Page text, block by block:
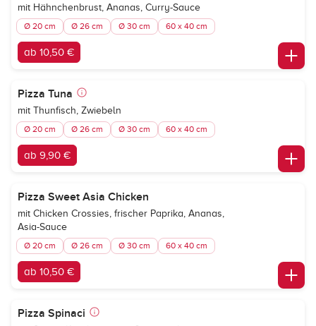
mit Hähnchenbrust, Ananas, Curry-Sauce
Ø 20 cm Ø 26 cm Ø 30 cm 60 x 40 cm
ab 10,50 €
Pizza Tuna
mit Thunfisch, Zwiebeln
Ø 20 cm Ø 26 cm Ø 30 cm 60 x 40 cm
ab 9,90 €
Pizza Sweet Asia Chicken
mit Chicken Crossies, frischer Paprika, Ananas,
Asia-Sauce
Ø 20 cm Ø 26 cm Ø 30 cm 60 x 40 cm
ab 10,50 €
Pizza Spinaci